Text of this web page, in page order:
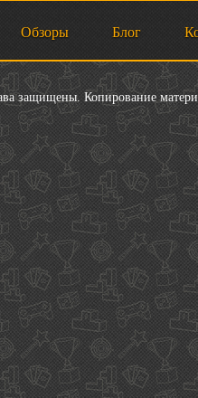
Обзоры Блог
защищены. Копирование